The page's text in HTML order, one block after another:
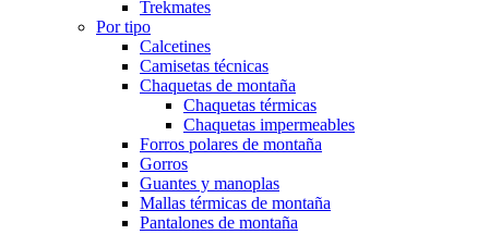
Trekmates
Por tipo
Calcetines
Camisetas técnicas
Chaquetas de montaña
Chaquetas térmicas
Chaquetas impermeables
Forros polares de montaña
Gorros
Guantes y manoplas
Mallas térmicas de montaña
Pantalones de montaña